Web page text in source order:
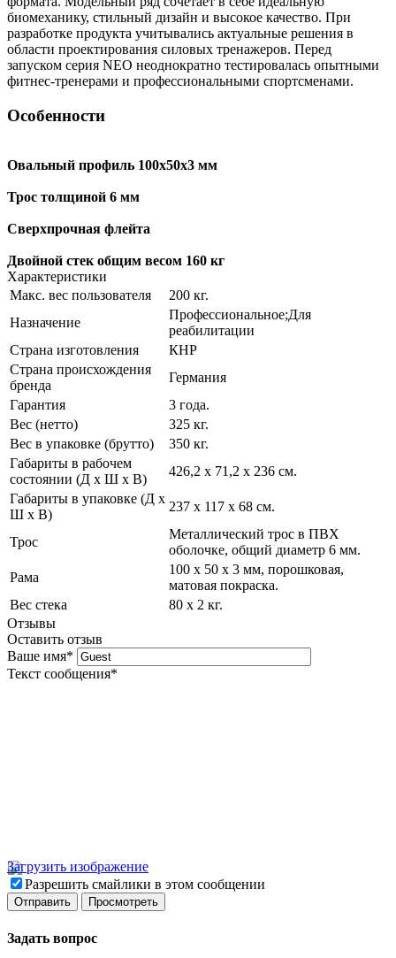
биомеханику, стильный дизайн и высокое качество. При
разработке продукта учитывались актуальные решения в
области проектирования силовых тренажеров. Перед
запуском серия NEO неоднократно тестировалась опытными
фитнес-тренерами и профессиональными спортсменами.
Особенности
Овальный профиль 100x50x3 мм
Трос толщиной 6 мм
Сверхпрочная флейта
Двойной стек общим весом 160 кг
Характеристики
Макс. вес пользователя
200 кг.
Назначение
Профессиональное;Для
реабилитации
Страна изготовления
КНР
Страна происхождения
бренда
Германия
Гарантия
3 года.
Вес (нетто)
325 кг.
Вес в упаковке (брутто)
350 кг.
Габариты в рабочем
состоянии (Д х Ш х В)
426,2 х 71,2 х 236 см.
Габариты в упаковке (Д х
Ш х В)
237 х 117 х 68 см.
Трос
Металлический трос в ПВХ
оболочке, общий диаметр 6 мм.
Рама
100 x 50 x 3 мм, порошковая,
матовая покраска.
Вес стека
80 х 2 кг.
Отзывы
Оставить отзыв
Ваше имя*
Текст сообщения*
Загрузить изображение
Разрешить смайлики в этом сообщении
Задать вопрос